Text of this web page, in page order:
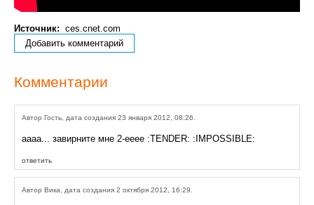
Источник: ces.cnet.com
Добавить комментарий
Комментарии
Автор Гость, дата создания 23 января 2012, 08:26.
аааа... завирните мне 2-ееее :TENDER: :IMPOSSIBLE:
ответить
Автор Вика, дата создания 2 октября 2012, 16:29.